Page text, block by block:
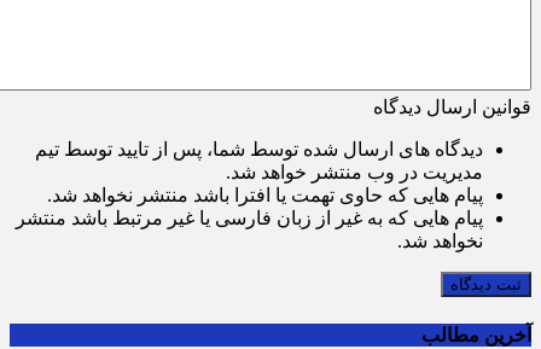
قوانین ارسال دیدگاه
دیدگاه های ارسال شده توسط شما، پس از تایید توسط تیم
مدیریت در وب منتشر خواهد شد.
پیام هایی که حاوی تهمت یا افترا باشد منتشر نخواهد شد.
پیام هایی که به غیر از زبان فارسی یا غیر مرتبط باشد منتشر
نخواهد شد.
ثبت دیدگاه
آخرین مطالب